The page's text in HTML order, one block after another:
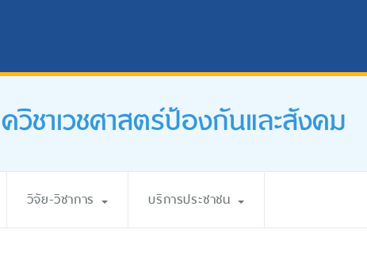
วิชาเวชศาสตร์ป้องกันและสังคม
วิจัย-วิชาการ บริการประชาชน